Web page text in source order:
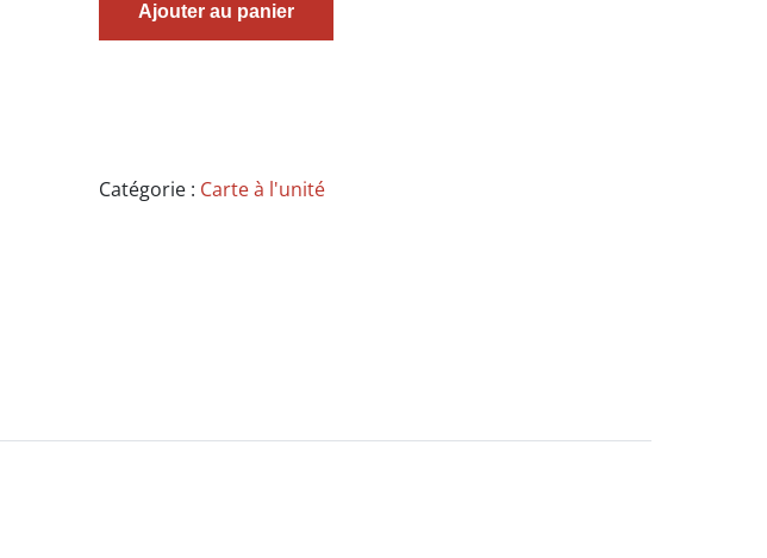
Carte
-
Ajouter au panier
Catégorie : Carte à l'unité